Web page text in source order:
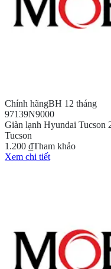
Chính hãngBH 12 tháng
97139N9000
Giàn lạnh Hyundai Tucson
Tucson
1.200 ₫Tham khảo
Xem chi tiết